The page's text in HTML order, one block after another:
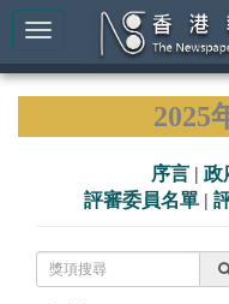
2025
序言 | 政
評審委員名單 |